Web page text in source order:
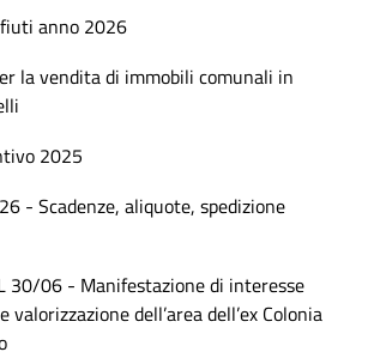
anno 2026
la vendita di immobili comunali in
2025
- Scadenze, aliquote, spedizione
30/06 - Manifestazione di interesse
valorizzazione dell’area dell’ex Colonia